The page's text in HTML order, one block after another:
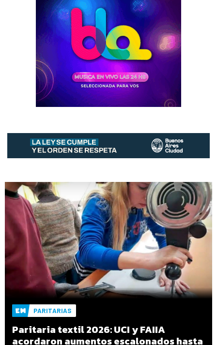
PARITARIAS
Paritaria textil 2026: UCI y FAIIA
acordaron aumentos escalonados hasta